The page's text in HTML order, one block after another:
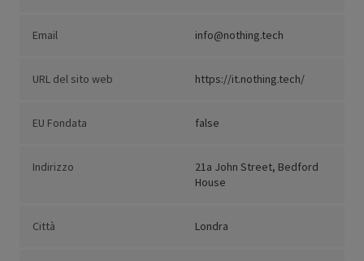
Email info@nothing.tech
URL del sito web https://it.nothing.tech/
EU Fondata false
Indirizzo
21a John Street, Bedford
House
Città Londra